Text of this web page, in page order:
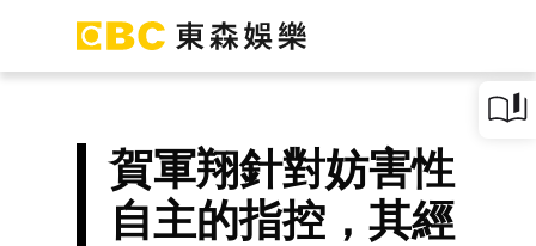
賀軍翔針對妨害性
自主的指控，其經